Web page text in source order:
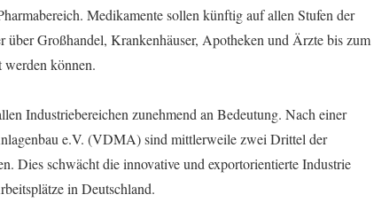
Medikamente sollen künftig auf allen Stufen der
über Großhandel, Krankenhäuser, Apotheken und Ärzte bis zum
werden können.
Industriebereichen zunehmend an Bedeutung. Nach einer
e.V. (VDMA) sind mittlerweile zwei Drittel der
Dies schwächt die innovative und exportorientierte Industrie
in Deutschland.